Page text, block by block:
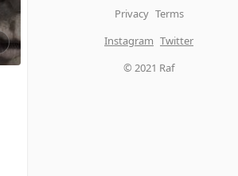
Privacy Terms
Instagram Twitter
© 2021 Raf